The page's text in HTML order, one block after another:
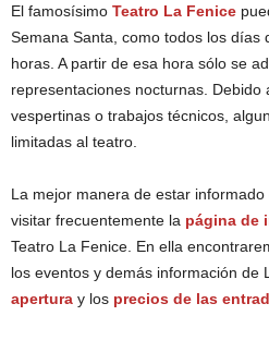
El famosísimo Teatro La Fenice
Semana Santa, como todos los días
horas. A partir de esa hora sólo se
representaciones nocturnas.
vespertinas o trabajos técnicos,
limitadas al teatro.
La mejor manera de estar
visitar frecuentemente la página de
Teatro La Fenice. En ella
los eventos y demás información de
apertura y los precios de las